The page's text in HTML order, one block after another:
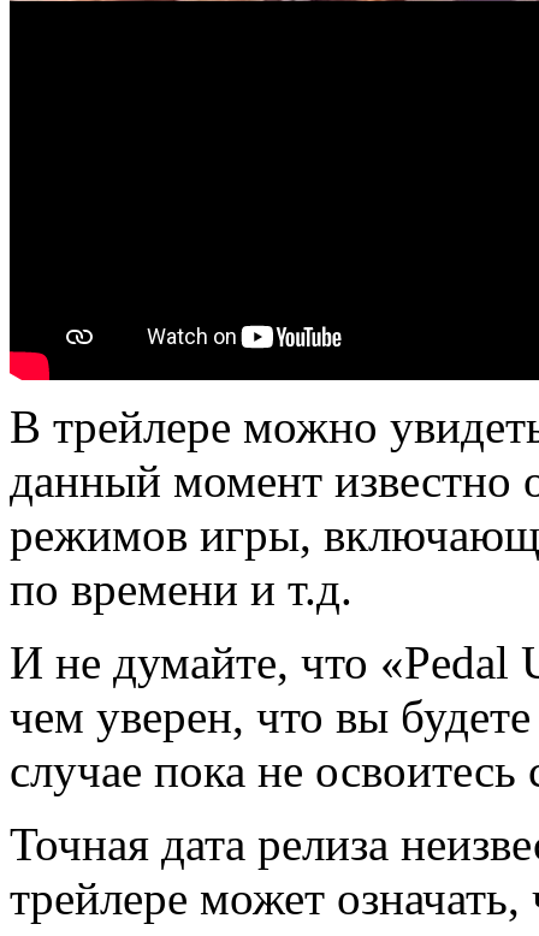
В трейлере можно
данный момент известно
режимов игры,
по времени и т.д.
И не думайте, что «Pedal
чем уверен, что вы
случае пока не
Точная дата релиза
трейлере может